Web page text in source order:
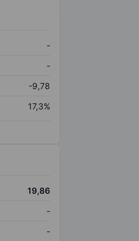
-
-
-9,78
17,3%
19,86
-
-